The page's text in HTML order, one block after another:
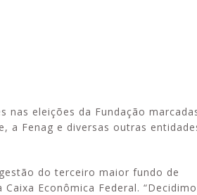
nas eleições da Fundação
a Fenag e diversas outras
do terceiro maior fundo de
Econômica Federal.